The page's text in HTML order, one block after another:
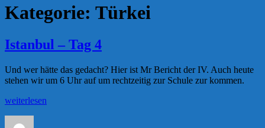
Kategorie: Türkei
Istanbul – Tag 4
Und wer hätte das gedacht? Hier ist Mr Bericht der IV. Auch heute
stehen wir um 6 Uhr auf um rechtzeitig zur Schule zur kommen.
„Istanbul
weiterlesen